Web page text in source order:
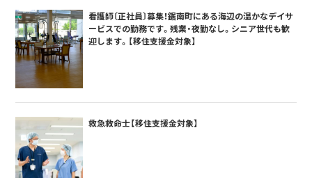
看護師〔正社員〕募集！鋸南町にある海辺の温かなデイサ
ービスでの勤務です。残業・夜勤なし。シニア世代も歓
迎します。【移住支援金対象】
救急救命士【移住支援金対象】